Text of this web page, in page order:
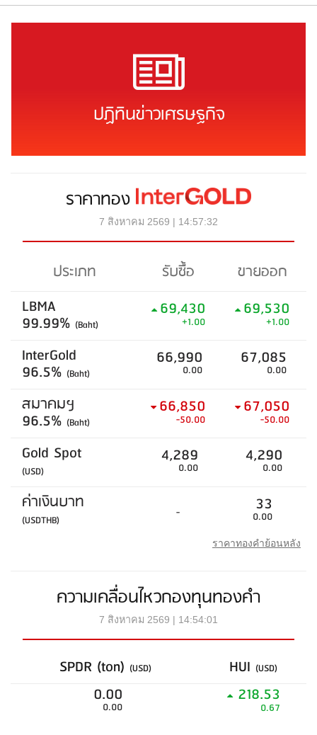
ปฏิทินข่าวเศรษฐกิจ
ราคาทอง
7 สิงหาคม 2569 | 14:57:32
ประเภท รับซื้อ
ขายออก
LBMA
99.99% (Baht)
69,430
+1.00
69,530
+1.00
InterGold
96.5% (Baht)
66,990
0.00
67,085
0.00
สมาคมฯ
96.5% (Baht)
66,850
-50.00
67,050
-50.00
Gold Spot
(USD)
4,289
0.00
4,290
0.00
ค่าเงินบาท
(USDTHB) - 33
0.00
ราคาทองคำย้อนหลัง
ความเคลื่อนไหวกองทุนทองคำ
7 สิงหาคม 2569 | 14:54:01
SPDR (ton) (USD) HUI (USD)
0.00
0.00
218.53
0.67